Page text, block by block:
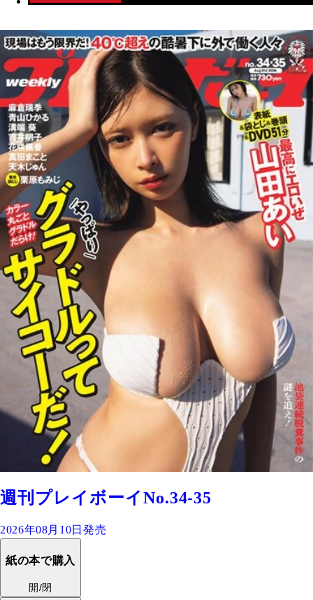
週刊プレイボーイNo.34-35
2026年08月10日発売
紙の本で購入
開/閉